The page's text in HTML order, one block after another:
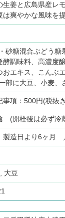
生姜と広島県産レ
は爽やかな風味を
砂糖混合ぶどう糖
酵調味料、高濃度
おエキス、こんぶ
部に大豆、小麦、
事項：500円(税抜
開栓後は必ず冷
製造日より6ヶ月
大豆